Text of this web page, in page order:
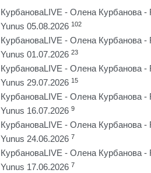
КурбановаLIVE - Олена Курбанова -
Yunus 05.08.2026 102
КурбановаLIVE - Олена Курбанова -
Yunus 01.07.2026 23
КурбановаLIVE - Олена Курбанова -
Yunus 29.07.2026 15
КурбановаLIVE - Олена Курбанова -
Yunus 16.07.2026 9
КурбановаLIVE - Олена Курбанова -
Yunus 24.06.2026 7
КурбановаLIVE - Олена Курбанова -
Yunus 17.06.2026 7